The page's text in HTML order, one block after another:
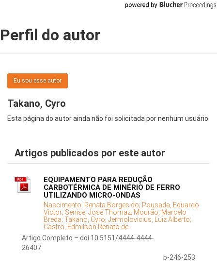
Perfil do autor
Eu sou esse autor
Takano, Cyro
Esta página do autor ainda não foi solicitada por nenhum usuário.
Artigos publicados por este autor
EQUIPAMENTO PARA REDUÇÃO
CARBOTÉRMICA DE MINÉRIO DE FERRO
UTILIZANDO MICRO-ONDAS
Nascimento, Renata Borges do; Pousada, Eduardo
Victor; Senise, José Thomaz; Mourão, Marcelo
Breda; Takano, Cyro; Jermolovicius, Luiz Alberto;
Castro, Edmilson Renato de
Artigo Completo – doi 10.5151/4444-4444-
26407
p-246-253